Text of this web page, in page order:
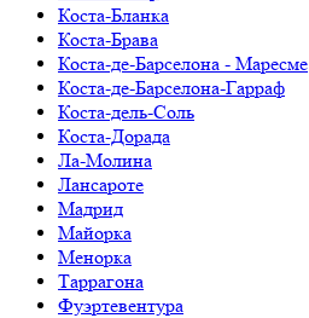
Коста-Бланка
Коста-Брава
Коста-де-Барселона - Маресме
Коста-де-Барселона-Гарраф
Коста-дель-Соль
Коста-Дорада
Ла-Молина
Лансароте
Мадрид
Майорка
Менорка
Таррагона
Фуэртевентура